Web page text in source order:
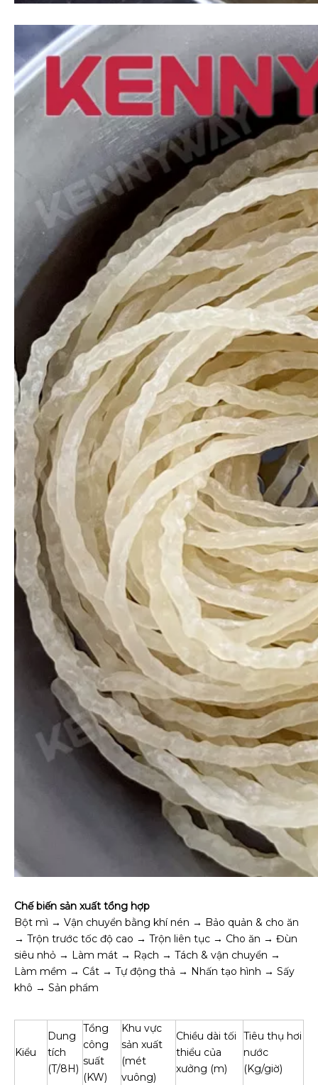
Chế biến sản xuất tổng hợp
Bột mì → Vận chuyển bằng khí nén → Bảo quản & cho ăn
→ Trộn trước tốc độ cao → Trộn liên tục → Cho ăn → Đùn
siêu nhỏ → Làm mát → Rạch → Tách & vận chuyển →
Làm mềm → Cắt → Tự động thả → Nhấn tạo hình → Sấy
khô → Sản phẩm
Kiểu
Dung
tích
(T/8H)
Tổng
công
suất
(KW)
Khu vực
sản xuất
(mét
vuông)
Chiều dài tối
thiểu của
xưởng (m)
Tiêu thụ hơi
nước
(Kg/giờ)